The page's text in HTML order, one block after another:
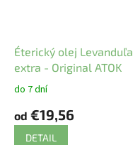
Éterický olej Levanduľa
extra - Original ATOK
do 7 dní
od €19,56
DETAIL